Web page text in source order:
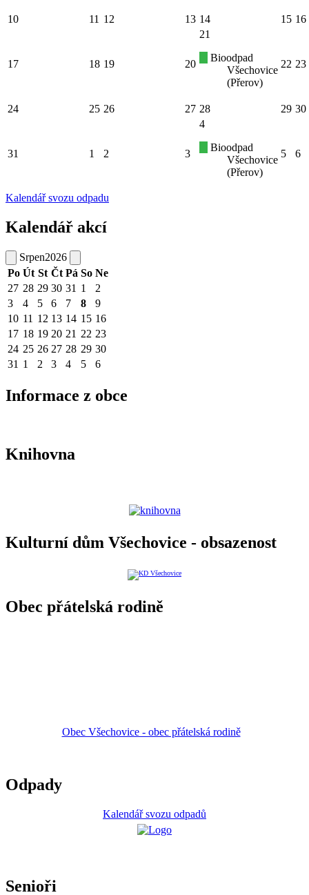
10 11 12 13 14 15 16
17 18 19 20
21
Bioodpad
Všechovice
(Přerov)
22 23
24 25 26 27 28 29 30
31 1 2 3
4
Bioodpad
Všechovice
(Přerov)
5 6
Kalendář svozu odpadu
Kalendář akcí
Srpen2026
Po Út St Čt Pá So Ne
27 28 29 30 31 1
2
3
4 5 6 7 8
9
10 11 12 13 14 15 16
17 18 19 20 21 22 23
24 25 26 27 28 29 30
31 1 2 3 4 5 6
Informace z obce
Knihovna
Kulturní dům Všechovice - obsazenost
Obec přátelská rodině
Obec Všechovice - obec přátelská rodině
Odpady
Kalendář svozu odpadů
Senioři